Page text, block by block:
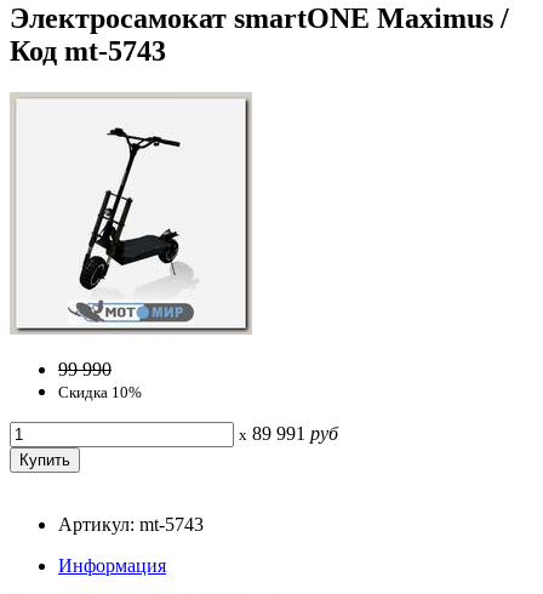
Электросамокат smartONE Maximus /
Код mt-5743
99 990
Скидка 10%
x 89 991 руб
Артикул: mt-5743
Информация